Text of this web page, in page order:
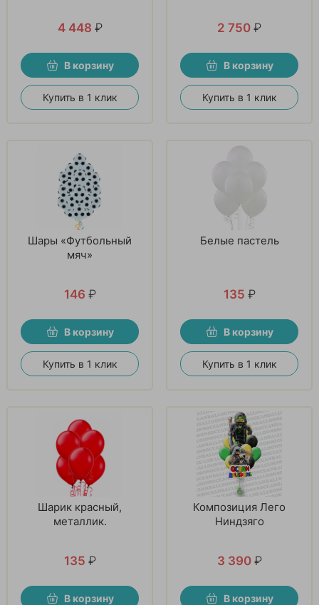
4 448 ₽
В корзину
Купить в 1 клик
2 750 ₽
В корзину
Купить в 1 клик
Шары «Футбольный
мяч»
146 ₽
В корзину
Купить в 1 клик
Белые пастель
135 ₽
В корзину
Купить в 1 клик
Шарик красный,
металлик.
135 ₽
В корзину
Композиция Лего
Ниндзяго
3 390 ₽
В корзину